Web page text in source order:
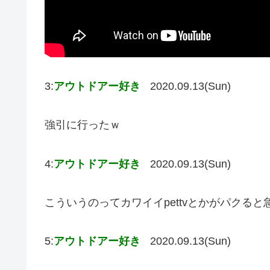
3:アウトドアー好き 2020.09.13(Sun)
強引に行ったｗ
4:アウトドアー好き 2020.09.13(Sun)
こういうのってカワイイpettvとかがパクると
5:アウトドアー好き 2020.09.13(Sun)